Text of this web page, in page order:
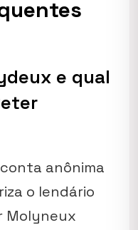
e qual
anônima
o lendário
Molyneux